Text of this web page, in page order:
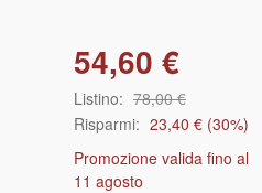
54,60 €
Listino: 78,00 €
Risparmi: 23,40 € (30%)
Promozione valida fino al
11 agosto